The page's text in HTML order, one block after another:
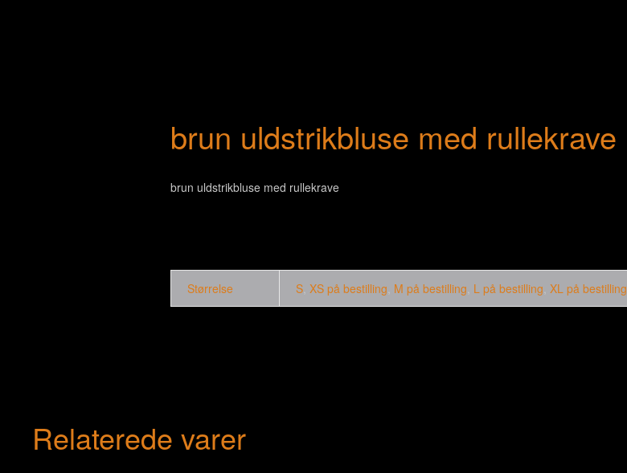
brun uldstrikbluse med rullekrave
brun uldstrikbluse med rullekrave
Størrelse S XS på bestilling M på bestilling L på bestilling XL på bestilling
Relaterede varer